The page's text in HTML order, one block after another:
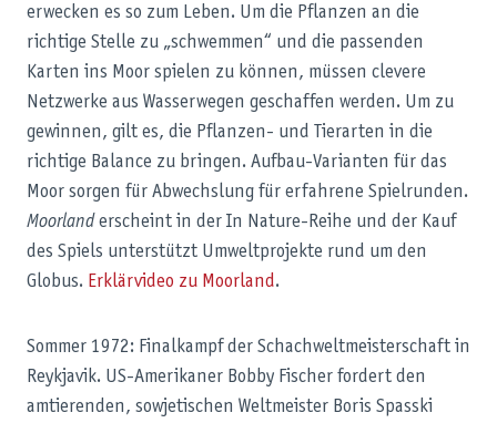
erwecken es so zum Leben. Um die Pflanzen an die
richtige Stelle zu „schwemmen“ und die passenden
Karten ins Moor spielen zu können, müssen clevere
Netzwerke aus Wasserwegen geschaffen werden. Um zu
gewinnen, gilt es, die Pflanzen- und Tierarten in die
richtige Balance zu bringen. Aufbau-Varianten für das
Moor sorgen für Abwechslung für erfahrene Spielrunden.
Moorland erscheint in der In Nature-Reihe und der Kauf
des Spiels unterstützt Umweltprojekte rund um den
Globus. Erklärvideo zu Moorland.
Sommer 1972: Finalkampf der Schachweltmeisterschaft in
Reykjavik. US-Amerikaner Bobby Fischer fordert den
amtierenden, sowjetischen Weltmeister Boris Spasski